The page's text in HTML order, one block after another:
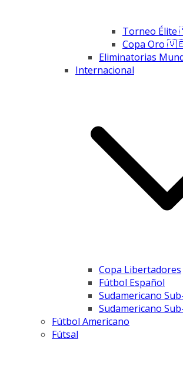
Torneo
Copa Oro
Eliminatorias
Internacional
Copa Libertadores
Fútbol Español
Sudamericano
Sudamericano
Fútbol Americano
Fútsal